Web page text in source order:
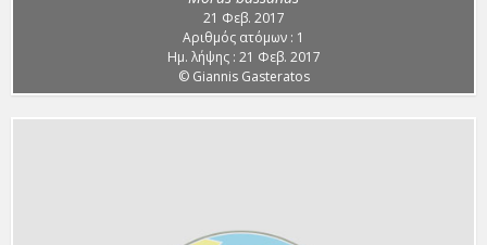
21 Φεβ. 2017
Αριθμός ατόμων : 1
Ημ. λήψης : 21 Φεβ. 2017
© Giannis Gasteratos